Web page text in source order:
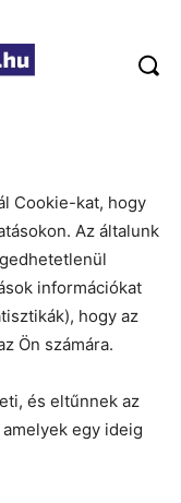
Cookie-kat, hogy
Az általunk
információkat
hogy az
Ön számára.
és eltűnnek az
egy ideig